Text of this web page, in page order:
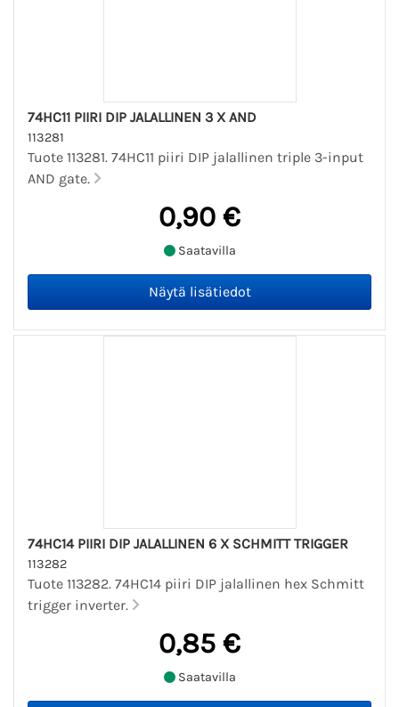
74HC11 PIIRI DIP JALALLINEN 3 X AND
113281
Tuote 113281. 74HC11 piiri DIP jalallinen triple 3-input
AND gate.
0,90 €
Saatavilla
74HC14 PIIRI DIP JALALLINEN 6 X SCHMITT TRIGGER
113282
Tuote 113282. 74HC14 piiri DIP jalallinen hex Schmitt
trigger inverter.
0,85 €
Saatavilla